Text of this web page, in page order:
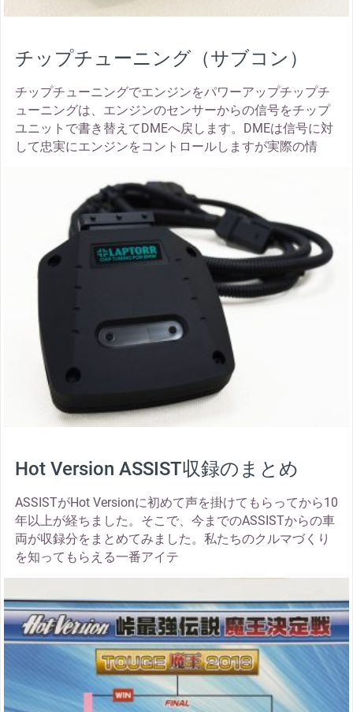
チップチューニング（サブコン）
チップチューニングでエンジンをパワーアップチップチ
ューニングは、エンジンのセンサーからの信号をチップ
ユニットで書き替えてDMEへ戻します。DMEは信号に対
して忠実にエンジンをコントロールしますが実際の情
Hot Version ASSIST収録のまとめ
ASSISTがHot Versionに初めて声を掛けてもらってから10
年以上が経ちました。そこで、今までのASSISTからの車
両が収録分をまとめてみました。私たちのクルマづくり
を知ってもらえる一番アイテ